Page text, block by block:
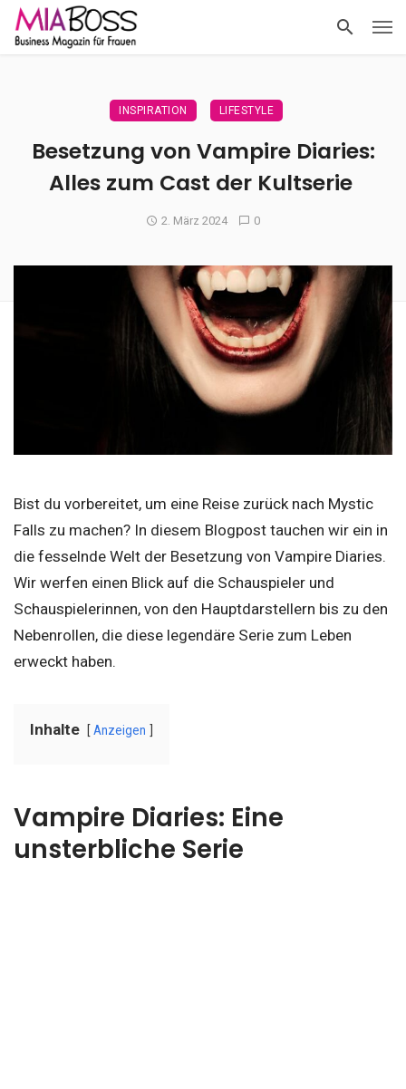
INSPIRATION LIFESTYLE
Besetzung von Vampire Diaries:
Alles zum Cast der Kultserie
2. März 2024 0
Bist du vorbereitet, um eine Reise zurück nach Mystic
Falls zu machen? In diesem Blogpost tauchen wir ein in
die fesselnde Welt der Besetzung von Vampire Diaries.
Wir werfen einen Blick auf die Schauspieler und
Schauspielerinnen, von den Hauptdarstellern bis zu den
Nebenrollen, die diese legendäre Serie zum Leben
erweckt haben.
Inhalte Anzeigen
Vampire Diaries: Eine
unsterbliche Serie